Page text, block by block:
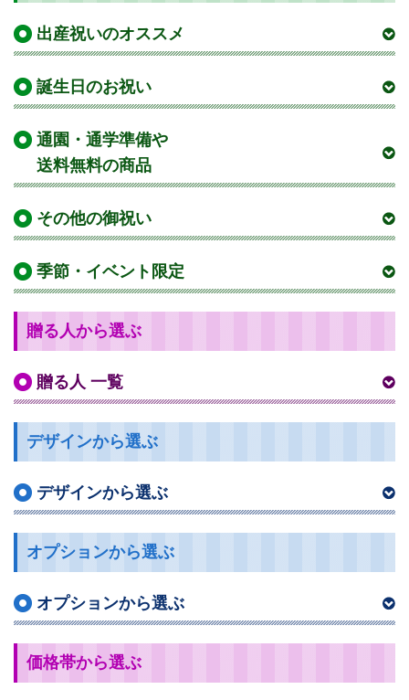
出産祝いのオススメ
誕生日のお祝い
通園・通学準備や
送料無料の商品
その他の御祝い
季節・イベント限定
贈る人から選ぶ
贈る人 一覧
デザインから選ぶ
デザインから選ぶ
オプションから選ぶ
オプションから選ぶ
価格帯から選ぶ